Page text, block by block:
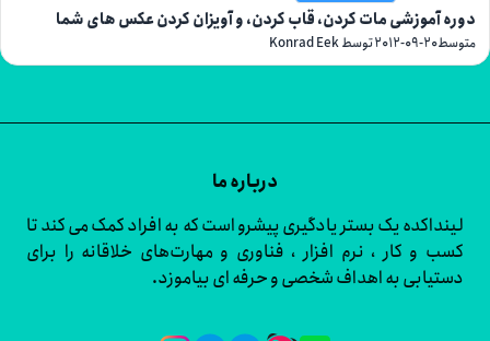
مات کردن، قاب کردن، و آویزان کردن عکس های شما
۲۰۱۲-۰۹-۲۰توسط Konrad Eek
درباره ما
یک بستر یادگیری پیشرو است که به افراد کمک می کند تا
کار ، نرم افزار ، فناوری و مهارت‌های خلاقانه را برای
به اهداف شخصی و حرفه ای بیاموزد.